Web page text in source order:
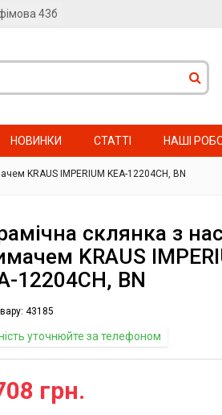
43б
НОВИНКИ СТАТТІ НАШІ
KRAUS IMPERIUM KEA-12204CH, BN
склянка з
KRAUS
12204CH, BN
43185
уточнюйте за телефоном
грн.